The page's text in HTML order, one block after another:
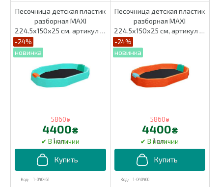
Песочница детская пластик
разборная MAXI
224.5х150х25 см, артикул 1-
1-040461
-24%
5860₴
4400₴
1 шт.
Песочница детская пластик
разборная MAXI
224.5х150х25 см, артикул 1-
1-040460
-24%
5860₴
4400₴
1 шт.